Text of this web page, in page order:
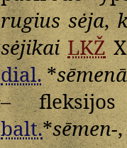
rugius sėja,
sėjikai LKŽ
dial.*sēmenā
–
balt.*sēmen-